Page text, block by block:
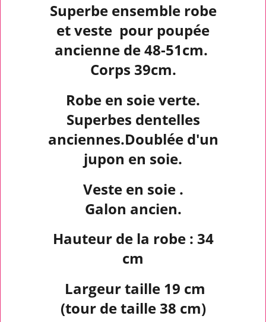
Superbe ensemble robe
et veste pour poupée
ancienne de 48-51cm.
Corps 39cm.
Robe en soie verte.
Superbes dentelles
anciennes.Doublée d'un
jupon en soie.
Veste en soie .
Galon ancien.
Hauteur de la robe : 34
cm
Largeur taille 19 cm
(tour de taille 38 cm)